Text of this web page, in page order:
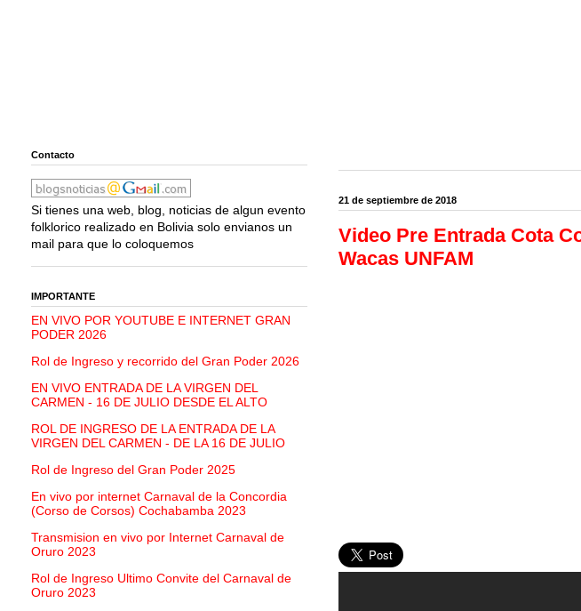
21 de septiembre de 2018
Video Pre Entrada Cota
Wacas UNFAM
Contacto
Si tienes una web, blog, noticias de algun evento
folklorico realizado en Bolivia solo envianos un
mail para que lo coloquemos
IMPORTANTE
EN VIVO POR YOUTUBE E INTERNET GRAN
PODER 2026
Rol de Ingreso y recorrido del Gran Poder 2026
EN VIVO ENTRADA DE LA VIRGEN DEL
CARMEN - 16 DE JULIO DESDE EL ALTO
ROL DE INGRESO DE LA ENTRADA DE LA
VIRGEN DEL CARMEN - DE LA 16 DE JULIO
Rol de Ingreso del Gran Poder 2025
En vivo por internet Carnaval de la Concordia
(Corso de Corsos) Cochabamba 2023
Transmision en vivo por Internet Carnaval de
Oruro 2023
Rol de Ingreso Ultimo Convite del Carnaval de
Oruro 2023